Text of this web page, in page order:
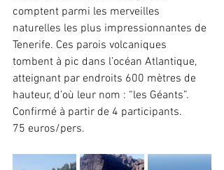
comptent parmi les merveilles
naturelles les plus impressionnantes de
Tenerife. Ces parois volcaniques
tombent à pic dans l’océan Atlantique,
atteignant par endroits 600 mètres de
hauteur, d’où leur nom : “les Géants”.
Confirmé à partir de 4 participants.
75 euros/pers.